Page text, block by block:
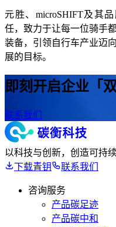
元胜、microSHIFT及其
任，致力于让每一位骑手
装备，引领自行车产业迈
展的目标。
即刻开启企业「
联系我们
以科技与创新，创造可持
下载青钥
联系我们
咨询服务
产品碳足迹
产品碳中和